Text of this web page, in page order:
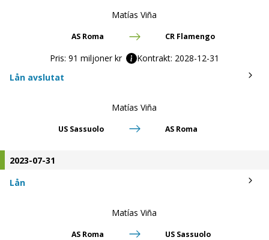
Matías Viña
AS Roma CR Flamengo
Pris: 91 miljoner kr Kontrakt: 2028-12-31
Lån avslutat
Matías Viña
US Sassuolo AS Roma
2023-07-31
Lån
Matías Viña
AS Roma US Sassuolo